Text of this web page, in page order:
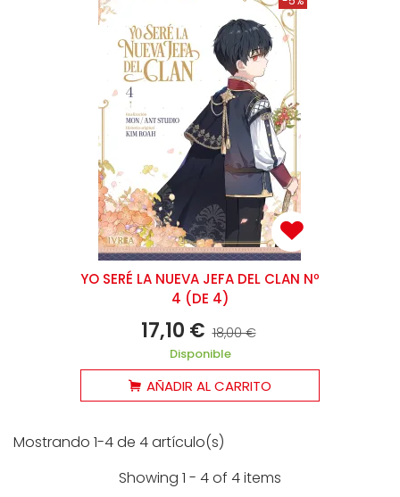
YO SERÉ LA NUEVA JEFA DEL CLAN Nº
4 (DE 4)
17,10 € 18,00 €
Disponible
AÑADIR AL CARRITO
Mostrando 1-4 de 4 artículo(s)
Showing 1 - 4 of 4 items